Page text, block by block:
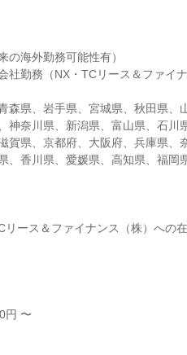
の海外勤務可能性有）
社勤務（NX・TCリース＆ファイ
森県、岩手県、宮城県、秋田県
神奈川県、新潟県、富山県、石川
賀県、京都府、大阪府、兵庫県、
、香川県、愛媛県、高知県、福
リース＆ファイナンス（株）への
円 〜